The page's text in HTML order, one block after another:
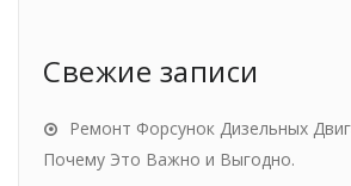
Свежие записи
Ремонт Форсунок Дизельных
Почему Это Важно и Выгодно.